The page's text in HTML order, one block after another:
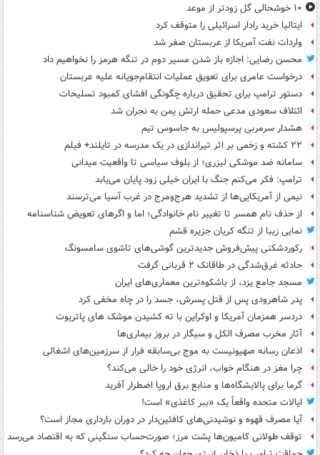
۱۰ خوشحالی گل زودتر از موعد
ایتالیا خرید رادار اسرائیلی را متوقف کرد
واردات نفت آمریکا از عربستان صفر شد
محسن رضایی: اجازه باز شدن مسیر دوم در تنگه هرمز را نخواهیم داد
درخواست عامری برای تعویق عملیات انتقام‌جویانه علیه عربستان
دستور ترامپ برای تحقیق درباره چگونگی افشای کمبود تسلیحات
ائتلاف سعودی مدعی حمله ارتش یمن به نجران شد
هشدار سرمربی پرسپولیس به جاسوس تیم
۲۲ کشته و زخمی بر اثر تیراندازی در یک مدرسه در تایلند+ فیلم
سامانه ضد موشکی لیزری؛ از بلوف سیاسی تا واقعیت میدانی
ترامپ: فکر می‌کنم جنگ با ایران خیلی زود پایان می‌یابد
نیمی از آمریکایی‌ها از تشدید هرج‌ومرج در غرب آسیا می‌ترسند
از حذف نام همسر تا تغییر نام خانوادگی؛ اما و اگرهای تعویض شناسنامه
نمایی زیبا از تنگه کریان جزیره قشم
رکوردشکنی پیش‌فروش جدیدترین گوشی‌های تاشوی سامسونگ
حادثه غرق‌شدگی در طاقانک ۲ قربانی گرفت
مسجد جامع یزد، از باشکوه‌ترین معماری‌های ایران
پدر شاهرودی پس از قتل پسرش، جسد را در چاه مخفی کرد
دردسر همزمان آمریکا و اوکراین با ته کشیدن موشک های پاتریوت
آثار مخرب مصرف الکل و سیگار در بروز بیماری‌ها
اذعان رسانه صهیونیست به موج بی‌سابقه فرار از سرزمین‌های اشغالی
چرا مغز در هنگام خواب، انرژی خود را خالی می‌کند؟
گرما برای پالایشگاه‌ها و منابع برق اروپا اضطرار آفرید
ایالات متحده واقعاً یک «ببر کاغذی» است!
آیا مصرف قهوه و نوشیدنی‌های کافئین‌دار در دوران بارداری مجاز است؟
توقف طولانی کامیون‌ها پشت مرز؛ صورت‌حساب سنگینی که به اقتصاد می‌رسد